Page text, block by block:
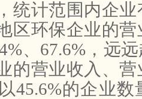
统计范围内企
区环保企业的
、 67.6% ，远
的营业收入、
45.6%的企业数